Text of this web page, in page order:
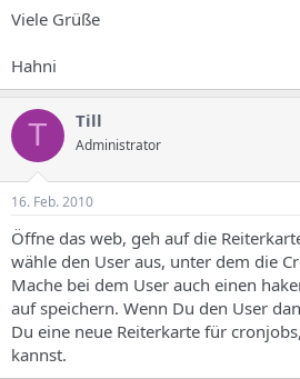
Viele Grüße
Hahni
T Till
Administrator
16. Feb. 2010
Öffne das web, geh auf die
wähle den User aus, unter dem die
Mache bei dem User auch einen
auf speichern. Wenn Du den User
Du eine neue Reiterkarte für
kannst.